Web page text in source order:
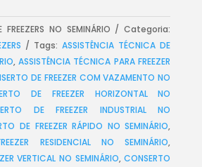
FREEZERS NO SEMINÁRIO
Categoria:
Tags:ASSISTÊNCIA TÉCNICA DE
, ASSISTÊNCIA TÉCNICA PARA FREEZER
DE FREEZER COM VAZAMENTO NO
DE FREEZER HORIZONTAL NO
DE FREEZER INDUSTRIAL NO
DE FREEZER RÁPIDO NO SEMINÁRIO,
RESIDENCIAL NO SEMINÁRIO,
VERTICAL NO SEMINÁRIO,CONSERTO